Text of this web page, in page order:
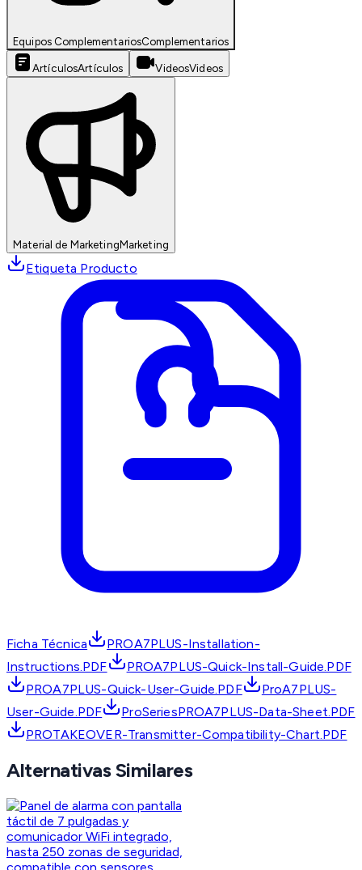
Equipos ComplementariosComplementarios
ArtículosArtículos VideosVideos
Material de MarketingMarketing
Etiqueta Producto
Ficha Técnica
PROA7PLUS-Installation-
Instructions.PDF
PROA7PLUS-Quick-Install-Guide.PDF
PROA7PLUS-Quick-User-Guide.PDF
ProA7PLUS-
User-Guide.PDF
ProSeriesPROA7PLUS-Data-Sheet.PDF
PROTAKEOVER-Transmitter-Compatibility-Chart.PDF
Alternativas Similares